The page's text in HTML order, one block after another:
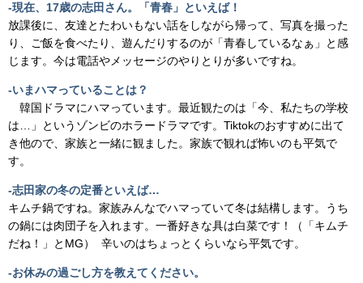
-現在、17歳の志田さん。「青春」といえば！
放課後に、友達とたわいもない話をしながら帰って、写真を撮った
り、ご飯を食べたり、遊んだりするのが「青春しているなぁ」と感
じます。今は電話やメッセージのやりとりが多いですね。
-いまハマっていることは？
韓国ドラマにハマっています。最近観たのは「今、私たちの学校
は…」というゾンビのホラードラマです。Tiktokのおすすめに出て
き他ので、家族と一緒に観ました。家族で観れば怖いのも平気で
す。
-志田家の冬の定番といえば…
キムチ鍋ですね。家族みんなでハマっていて冬は結構します。うち
の鍋には肉団子を入れます。一番好きな具は白菜です！（「キムチ
だね！」とMG） 辛いのはちょっとくらいなら平気です。
-お休みの過ごし方を教えてください。